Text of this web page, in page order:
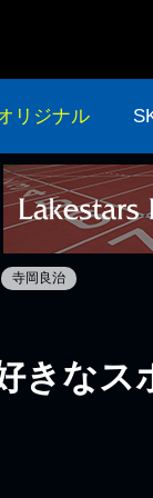
リジナル
寺岡良治
きな